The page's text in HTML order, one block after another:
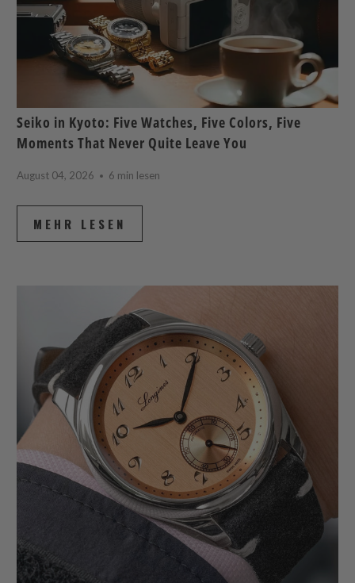
Seiko in Kyoto: Five Watches, Five Colors, Five
Moments That Never Quite Leave You
August 04, 2026 6 min lesen
MEHR LESEN